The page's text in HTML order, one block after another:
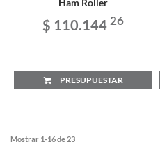
Ham Roller
$ 110.144 26
PRESUPUESTAR
Mostrar 1-16 de 23